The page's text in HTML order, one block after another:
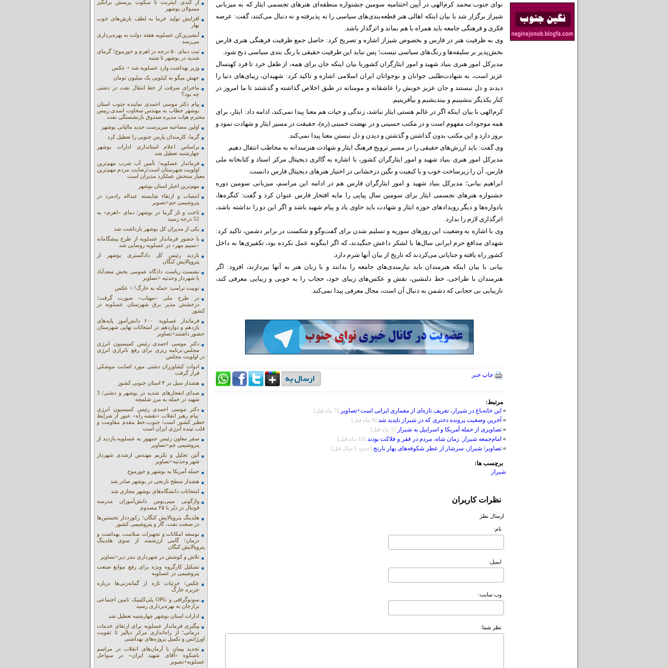
نوای جنوب:محمد کرم‌الهی در آیین اختتامیه سومین جشنواره منطقه‌ای هنر‌های تجسمی ایثار که به میزبانی
شیراز برگزار شد با بیان اینکه اهالی هنر قطعه‌بندی‌های سیاسی را نه پذیرفته و نه دنبال می‌کنند، گفت: عرصه
فکری و فرهنگی جامعه باید همراه با هم بماند و اثرگذار باشد.
وی به ظرفیت هنر در فارس و بخصوص شیراز اشاره و تصریح کرد: حاصل جمع ظرفیت فرهنگی هنری فارس
بخش‌پذیر بر سلیقه‌ها و رنگ‌های سیاسی نیست؛ پس نباید این ظرفیت حقیقی با رنگ بندی سیاسی ذبح شود.
مدیرکل امور هنری بنیاد شهید و امور ایثارگران کشوربا بیان اینکه جان برای همه، از طفل خرد تا فرد کهنسال
عزیز است، به شهادت‌طلبی جوانان و نوجوانان ایران اسلامی اشاره و تاکید کرد: شهیدان، زیبای‌های دنیا را
دیدند و دل نبستند و جان عزیز خویش را عاشقانه و مومنانه در طبق اخلاص گذاشته و گذشتند تا ما امروز در
کنار یکدیگر بنشینیم و بیندیشیم و بیآفرینیم.
کرم‌الهی با بیان اینکه اگر در عالم هستی ایثار نباشد، زندگی و حیات هم معنا پیدا نمی‌کند، ادامه داد: ایثار، برای
همه موجودات مفهوم است و در مکتب حسینی و در نهضت خمینی (ره)، حقیقت در مسیر ایثار و شهادت نمود و
بروز دارد و این مکتب بدون گذاشتن و گذشتن و دیدن و دل نبستن معنا پیدا نمی‌کند.
وی گفت: باید ارزش‌های حقیقی را در مسیر ترویج فرهنگ ایثار و شهادت هنرمندانه به مخاطب انتقال دهیم.
مدیرکل امور هنری بنیاد شهید و امور ایثارگران کشور، با اشاره به گالری دیجیتال مرکز استاد و کتابخانه ملی
فارس، آن را زیرساخت خوب و با کیفیت و نگین درخشانی در اختیار هنر‌های دیجیتال فارس دانست.
ابراهیم بیانی؛ مدیرکل بنیاد شهید و امور ایثارگران فارس هم در ادامه این مراسم، میزبانی سومین دوره
جشنواره هنر‌های تجسمی ایثار برای سومین سال پیاپی را مایه افتخار فارس عنوان کرد و گفت: کنگره‌ها،
یادواره‌ها و دیگر رویداد‌های حوزه ایثار و شهادت باید حاوی یاد و پیام شهید باشد و اگر این دو را نداشته باشد،
اثرگذاری لازم را ندارد.
وی با اشاره به وضعیت این روز‌های سوریه و تسلیم شدن برای گفت‌و‌گو و شکست در برابر دشمن، تاکید کرد:
شهدای مدافع حرم ایرانی سال‌ها با لشکر داعش جنگیدند، که اگر اینگونه عمل نکرده بود، تکفیری‌ها به داخل
کشور راه یافته و جنایاتی می‌کردند که تاریخ از بیان آنها شرم دارد.
بیانی با بیان اینکه هنرمندان باید نیازمندی‌های جامعه را بدانند و با زبان هنر به آنها بپردازند، افزود: اگر
هنرمندان با طراحی، خط دلنشین، نقش و عکس‌های زیبای خود، حجاب را به خوبی و زیبایی معرفی کند،
نازیبایی بی حجابی که دشمن به دنبال آن است، مجال معرفی پیدا نمی‌کند.
چاپ خبر
مرتبط:
» این خانه‌باغ در شیراز، تعریف تازه‌ای از معماری ایرانی است+تصاویر [7 ماه قبل]
» آخرین وضعیت پرونده دختری که در شیراز ناپدید شد [9 ماه قبل]
» تصاویری از حمله آمریکا و اسراییل به شیراز [5 ماه قبل]
» امام‌جمعه شیراز: زمان شاه، مردم در فقر و فلاکت بودند [10 ماه قبل]
» تصاویر/ شیراز، سرشار از عطر شکوفه‌های بهار نارنج [حدود 1 سال قبل]
برچسب ها:
شیراز
نظرات کاربران
ارسال نظر
نام:
ايميل:
وب سايت:
نظر شما:
از کندی اینترنت تا سکوت پرسش برانگیز
مسولان بوشهر
افزایش تولید خرما به لطف بارش‌های خوب
بهار
آبشیرین‌کن عسلویه هفته دولت به بهره‌برداری
می‌رسد
ثبت دمای ۵۰ درجه در اهرم و خورموج؛ گرمای
شدید در بوشهر تا شنبه
وزیر بهداشت وارد عسلویه شد + عکس
جهش میگو به کیلویی یک میلیون تومان
ماجرای سرقت از خط انتقال نفت در دشتی
چه بود؟
پیام دکتر موسی احمدی نماینده جنوب استان
بوشهر خطاب به مهندس سخاوت اسدی رییس
محترم هیات مدیره صندوق بازنشستگی نفت
اولین مصاحبه سرپرست جدید مالیاتی بوشهر
گرما، کارمندان پارس جنوبی را تعطیل کرد
براساس اعلام استانداری ادارات بوشهر
چهارشنبه تعطیل شد
فرماندار عسلویه؛ تأمین آب شرب مهم‌ترین
اولویت شهرستان است/رضایت مردم مهم‌ترین
معیار سنجش عملکرد مدیران است
مهم‌ترین اخبار استان بوشهر
انتصاب و ارتقاء شایسته عبداله رادمرد در
پتروشیمی جم+تصویر
تاخت و تاز گرما در بوشهر/ دمای «اهرم» به
52 درجه رسید
یکی از مدیران کل بوشهر بازداشت شد
با حضور فرماندار عسلویه از طرح پیشگامانه
«نسیم مهر» در عسلویه رونمایی شد
بازدید رئیس کل دادگستری بوشهر از
پتروپالایش کنگان
نشست ریاست دادگاه عمومی بخش سعدآباد
با شهردار وحدتیه +تصاویر
توییت ترامپ: حمله به خارگ! + عکس
در طرح ملی «مهتاب» صورت گرفت؛
درخشش مدیر برق شهرستان عسلویه در
کشور
فرماندار عسلویه: ۶۰۰ دانش‌آموز پایه‌های
یازدهم و دوازدهم در امتحانات نهایی شهرستان
حضور داشتند+تصاویر
دکتر موسی احمدی رئیس کمیسیون انرژی
مجلس:برنامه ریزی برای رفع ناترازی انرژی
در اولویت مجلس
ادوات کشاورزان دشتی مورد اصابت موشکی
قرار گرفت
هشدار سیل در ۴ استان جنوبی کشور
صدای انفجارهای شدید در بوشهر و دشتی/ 3
شهید در حمله به مرز شلمچه
دکتر موسی احمدی رئیس کمیسیون انرژی
:پیام رهبر انقلاب «نقشه راه» عبور از شرایط
خطیر کشور است/ جنوب،خط مقدم مقاومت و
قلب تپنده انرژی ایران است
سفر معاون رئیس جمهور به عسلویه،بازدید از
پتروشیمی جم+تصاویر
آئین تجلیل و تکریم مهندس ارشدی شهردار
شهر وحدتیه+تصاویر
حمله آمریکا به بوشهر و خورموج
هشدار سطح نارنجی در بوشهر صادر شد
امتحانات دانشگاه‌های بوشهر مجازی شد
واژگونی مینی‌بوس دانش‌آموزان مدرسه
فوتبال در دیّر با ۲۵ مصدوم
هلدینگ پتروپالایش کنگان؛ رکورددار نخستین‌ها
در صنعت نفت، گاز و پتروشیمی کشور
توسعه امکانات و تجهیزات سلامت، بهداشت و
درمان؛ گامی ارزشمند از سوی هلدینگ
پتروپالایش کنگان
تلاش و کوشش در شهرداری بندر دیر+تصاویر
تشکیل کارگروه ویژه برای رفع موانع صنعت
پتروشیمی در عسلویه
عکس/ جزئیات تازه از گمانه‌زنی‌ها درباره
جزیره خارگ
سونوگرافی و OPG پلی‌کلینیک تامین اجتماعی
برازجان به بهره‌برداری رسید
ادارات استان بوشهر چهارشنبه تعطیل شد
پیگیری فرماندار عسلویه برای ارتقای خدمات
درمانی؛ از راه‌اندازی مرکز دیالیز تا تقویت
اورژانس و تکمیل پروژه‌های بهداشتی
تجدید پیمان با آرمان‌های انقلاب در مراسم
باشکوه «آقای شهید ایران» در سواحل
عسلویه+تصویر